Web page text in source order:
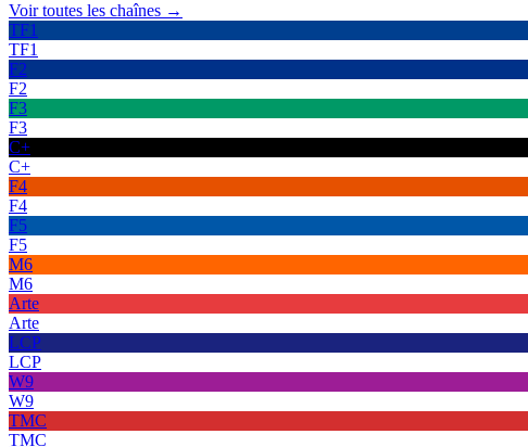
Voir toutes les chaînes →
TF1
TF1
F2
F2
F3
F3
C+
C+
F4
F4
F5
F5
M6
M6
Arte
Arte
LCP
LCP
W9
W9
TMC
TMC